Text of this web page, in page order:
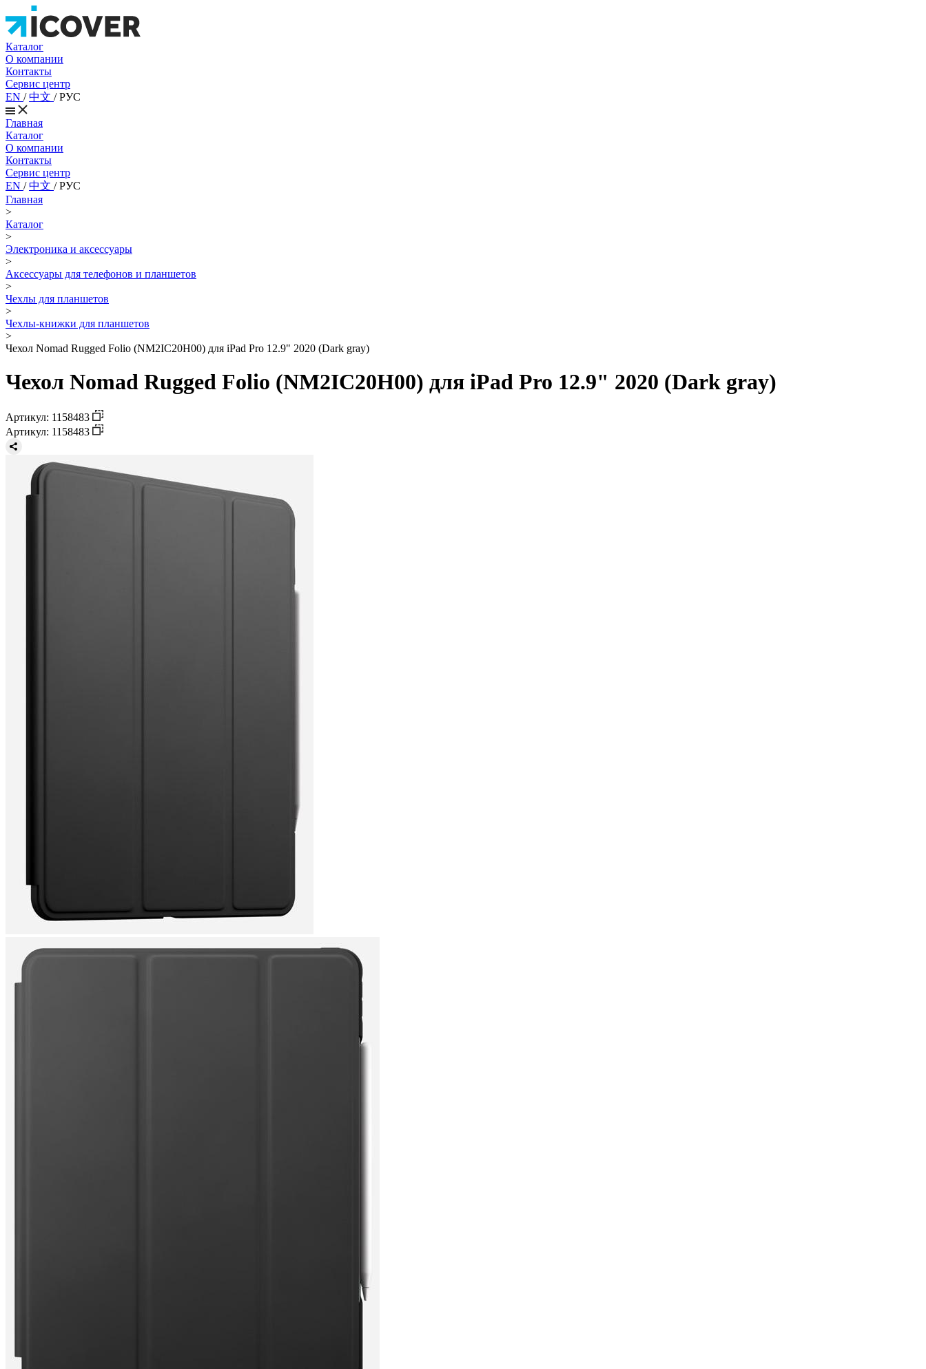
Каталог
О компании
Контакты
Сервис центр
EN /中文 /РУС
Главная
Каталог
О компании
Контакты
Сервис центр
EN /中文 /РУС
Главная
>
Каталог
>
Электроника и аксессуары
>
Аксессуары для телефонов и планшетов
>
Чехлы для планшетов
>
Чехлы-книжки для планшетов
>
Чехол Nomad Rugged Folio (NM2IC20H00) для iPad Pro 12.9" 2020 (Dark gray)
Чехол Nomad Rugged Folio (NM2IC20H00) для iPad Pro 12.9" 2020 (Dark gray)
Артикул: 1158483
Артикул: 1158483